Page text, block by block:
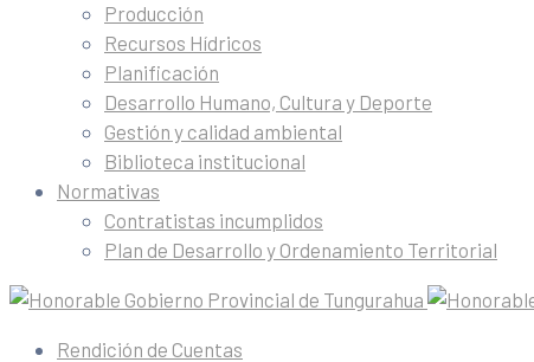
Producción
Recursos Hídricos
Planificación
Desarrollo Humano, Cultura y Deporte
Gestión y calidad ambiental
Biblioteca institucional
Normativas
Contratistas incumplidos
Plan de Desarrollo y Ordenamiento Territorial
Rendición de Cuentas